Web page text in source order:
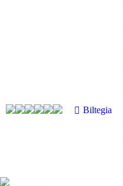
Biltegia